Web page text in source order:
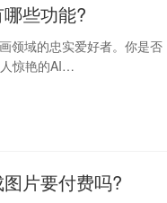
些功能?
领域的忠实爱好者。你是否
惊艳的AI…
片要付费吗?